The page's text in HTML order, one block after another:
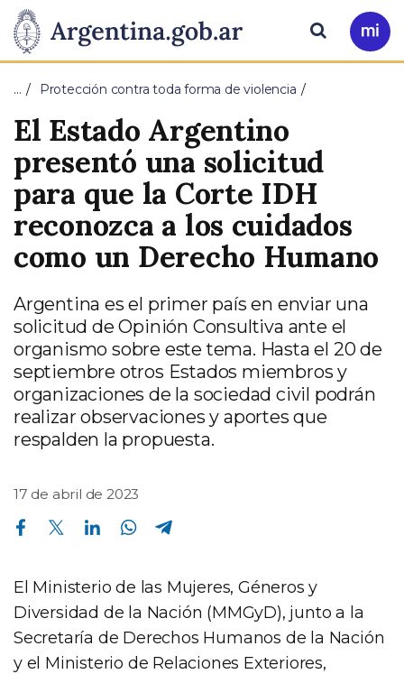
Presidencia
de
la
Nación
Pasar al contenido principal
Ir
a
Buscar
… Protección contra toda forma de violencia
El Estado Argentino
presentó una solicitud
para que la Corte IDH
reconozca a los cuidados
como un Derecho Humano
Argentina es el primer país en enviar una
solicitud de Opinión Consultiva ante el
organismo sobre este tema. Hasta el 20 de
septiembre otros Estados miembros y
organizaciones de la sociedad civil podrán
realizar observaciones y aportes que
respalden la propuesta.
17 de abril de 2023
Compartir en Facebook Compartir en Twitter Compartir en Linkedin Compartir en Whatsapp
El Ministerio de las Mujeres, Géneros y
Diversidad de la Nación (MMGyD), junto a la
Secretaría de Derechos Humanos de la Nación
y el Ministerio de Relaciones Exteriores,